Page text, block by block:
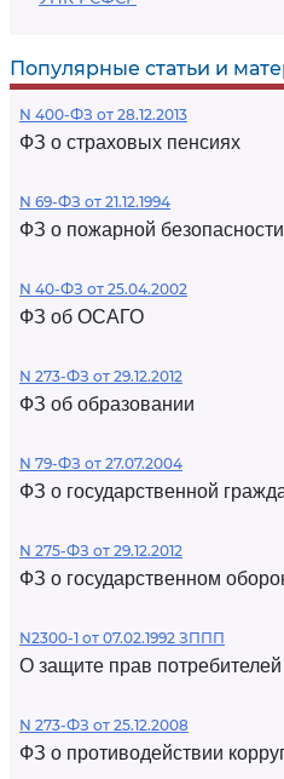
Популярные статьи и
N 400-ФЗ от 28.12.2013
ФЗ о страховых пенсиях
N 69-ФЗ от 21.12.1994
ФЗ о пожарной безопасности
N 40-ФЗ от 25.04.2002
ФЗ об ОСАГО
N 273-ФЗ от 29.12.2012
ФЗ об образовании
N 79-ФЗ от 27.07.2004
ФЗ о государственной
N 275-ФЗ от 29.12.2012
ФЗ о государственном
N2300-1 от 07.02.1992 ЗППП
О защите прав потребителей
N 273-ФЗ от 25.12.2008
ФЗ о противодействии